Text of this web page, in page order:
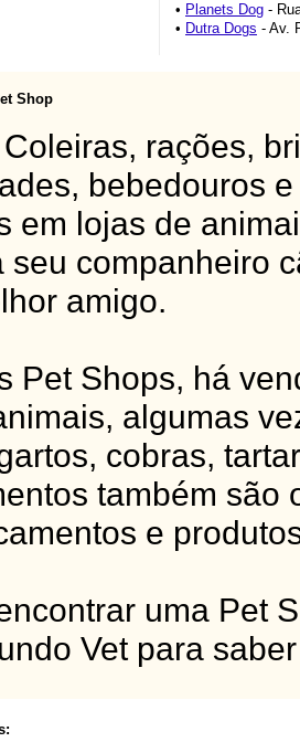
• Planets Dog -
• Dutra Dogs - Av.
Shop
rações,
bebedouros
em lojas de
seu companheiro
amigo.
Pet Shops, há
algumas
cobras,
também são
e
uma Pet
Vet para